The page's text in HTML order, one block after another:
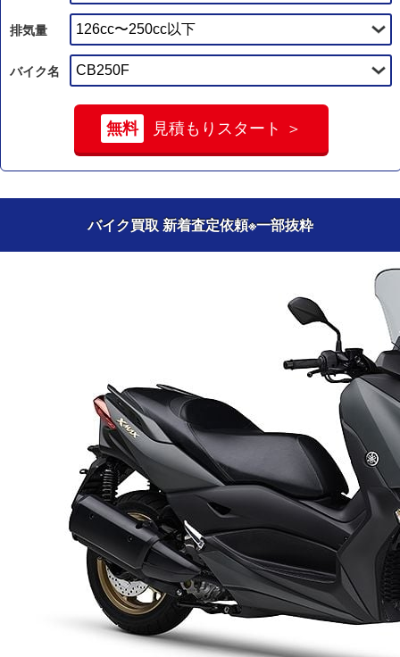
排気量
バイク名
無料 見積もりスタート ＞
バイク買取 新着査定依頼※一部抜粋